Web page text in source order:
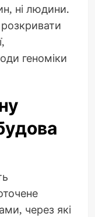
ні людини.
геноміки
через які